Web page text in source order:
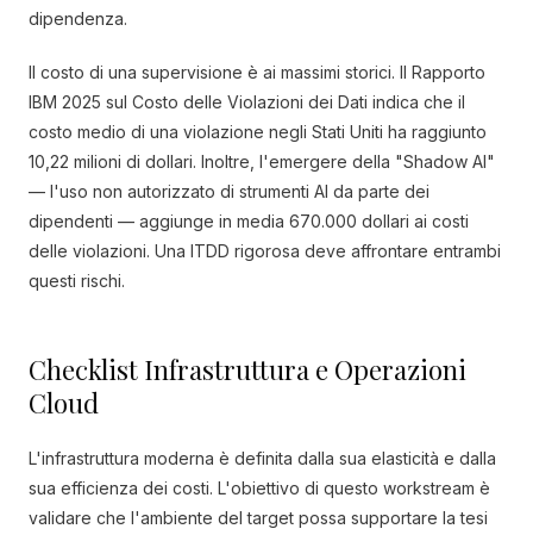
dipendenza.
Il costo di una supervisione è ai massimi storici. Il Rapporto
IBM 2025 sul Costo delle Violazioni dei Dati indica che il
costo medio di una violazione negli Stati Uniti ha raggiunto
10,22 milioni di dollari. Inoltre, l'emergere della "Shadow AI"
— l'uso non autorizzato di strumenti AI da parte dei
dipendenti — aggiunge in media 670.000 dollari ai costi
delle violazioni. Una ITDD rigorosa deve affrontare entrambi
questi rischi.
Checklist Infrastruttura e Operazioni
Cloud
L'infrastruttura moderna è definita dalla sua elasticità e dalla
sua efficienza dei costi. L'obiettivo di questo workstream è
validare che l'ambiente del target possa supportare la tesi